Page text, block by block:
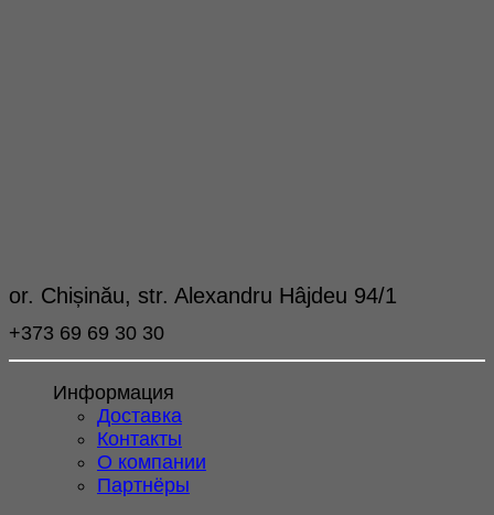
or. Chișinău, str. Alexandru Hâjdeu 94/1
+373 69 69 30 30
Информация
Доставка
Контакты
О компании
Партнёры